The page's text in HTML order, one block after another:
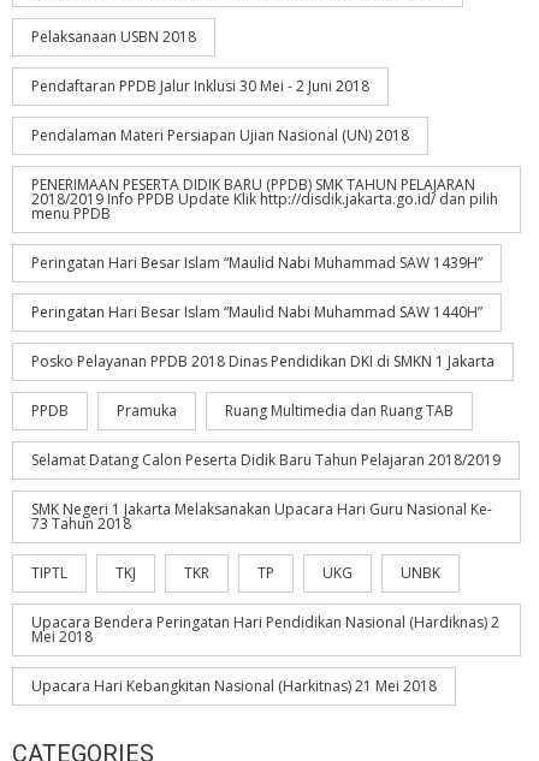
Pelaksanaan USBN 2018
Pendaftaran PPDB Jalur Inklusi 30 Mei - 2 Juni 2018
Pendalaman Materi Persiapan Ujian Nasional (UN) 2018
PENERIMAAN PESERTA DIDIK BARU (PPDB) SMK TAHUN PELAJARAN
2018/2019 Info PPDB Update Klik http://disdik.jakarta.go.id/ dan pilih
menu PPDB
Peringatan Hari Besar Islam “Maulid Nabi Muhammad SAW 1439H”
Peringatan Hari Besar Islam “Maulid Nabi Muhammad SAW 1440H”
Posko Pelayanan PPDB 2018 Dinas Pendidikan DKI di SMKN 1 Jakarta
PPDB Pramuka Ruang Multimedia dan Ruang TAB
Selamat Datang Calon Peserta Didik Baru Tahun Pelajaran 2018/2019
SMK Negeri 1 Jakarta Melaksanakan Upacara Hari Guru Nasional Ke-
73 Tahun 2018
TIPTL TKJ TKR TP UKG UNBK
Upacara Bendera Peringatan Hari Pendidikan Nasional (Hardiknas) 2
Mei 2018
Upacara Hari Kebangkitan Nasional (Harkitnas) 21 Mei 2018
CATEGORIES